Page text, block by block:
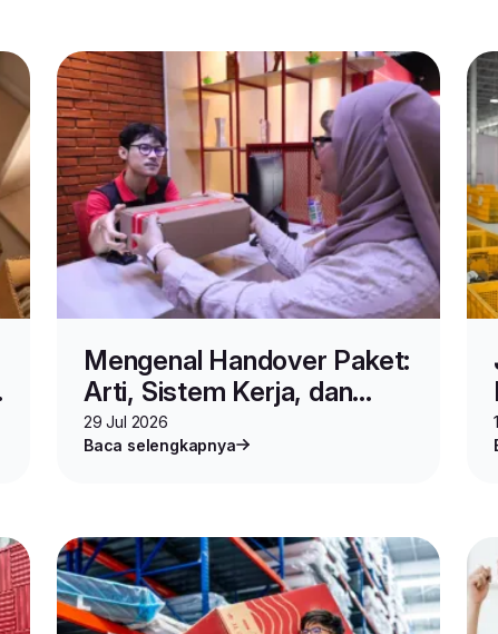
Mengenal Handover Paket:
Arti, Sistem Kerja, dan
Cara Melacaknya
29 Jul 2026
Baca selengkapnya